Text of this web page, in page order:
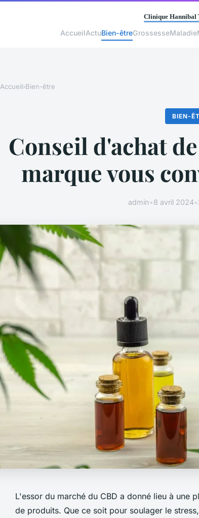
AccueilActuBien-êtreGrossesseMaladie
Accueil›Bien-être
BIEN-
Conseil d'achat
marque vous
admin•8 avril 2024•
L'essor du marché du CBD a donné lieu à une
de produits. Que ce soit pour soulager le